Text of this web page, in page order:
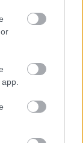
και μάθετε
τον κόσμο.